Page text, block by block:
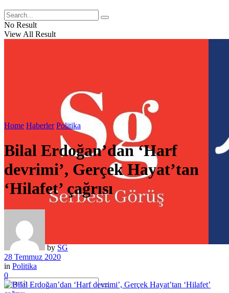
No Result
View All Result
Home Haberler Politika
Bilal Erdoğan’dan ‘Harf
devrimi’, Gerçek Hayat’tan
‘Hilafet’ çağrısı
by SG
28 Temmuz 2020
in Politika
0